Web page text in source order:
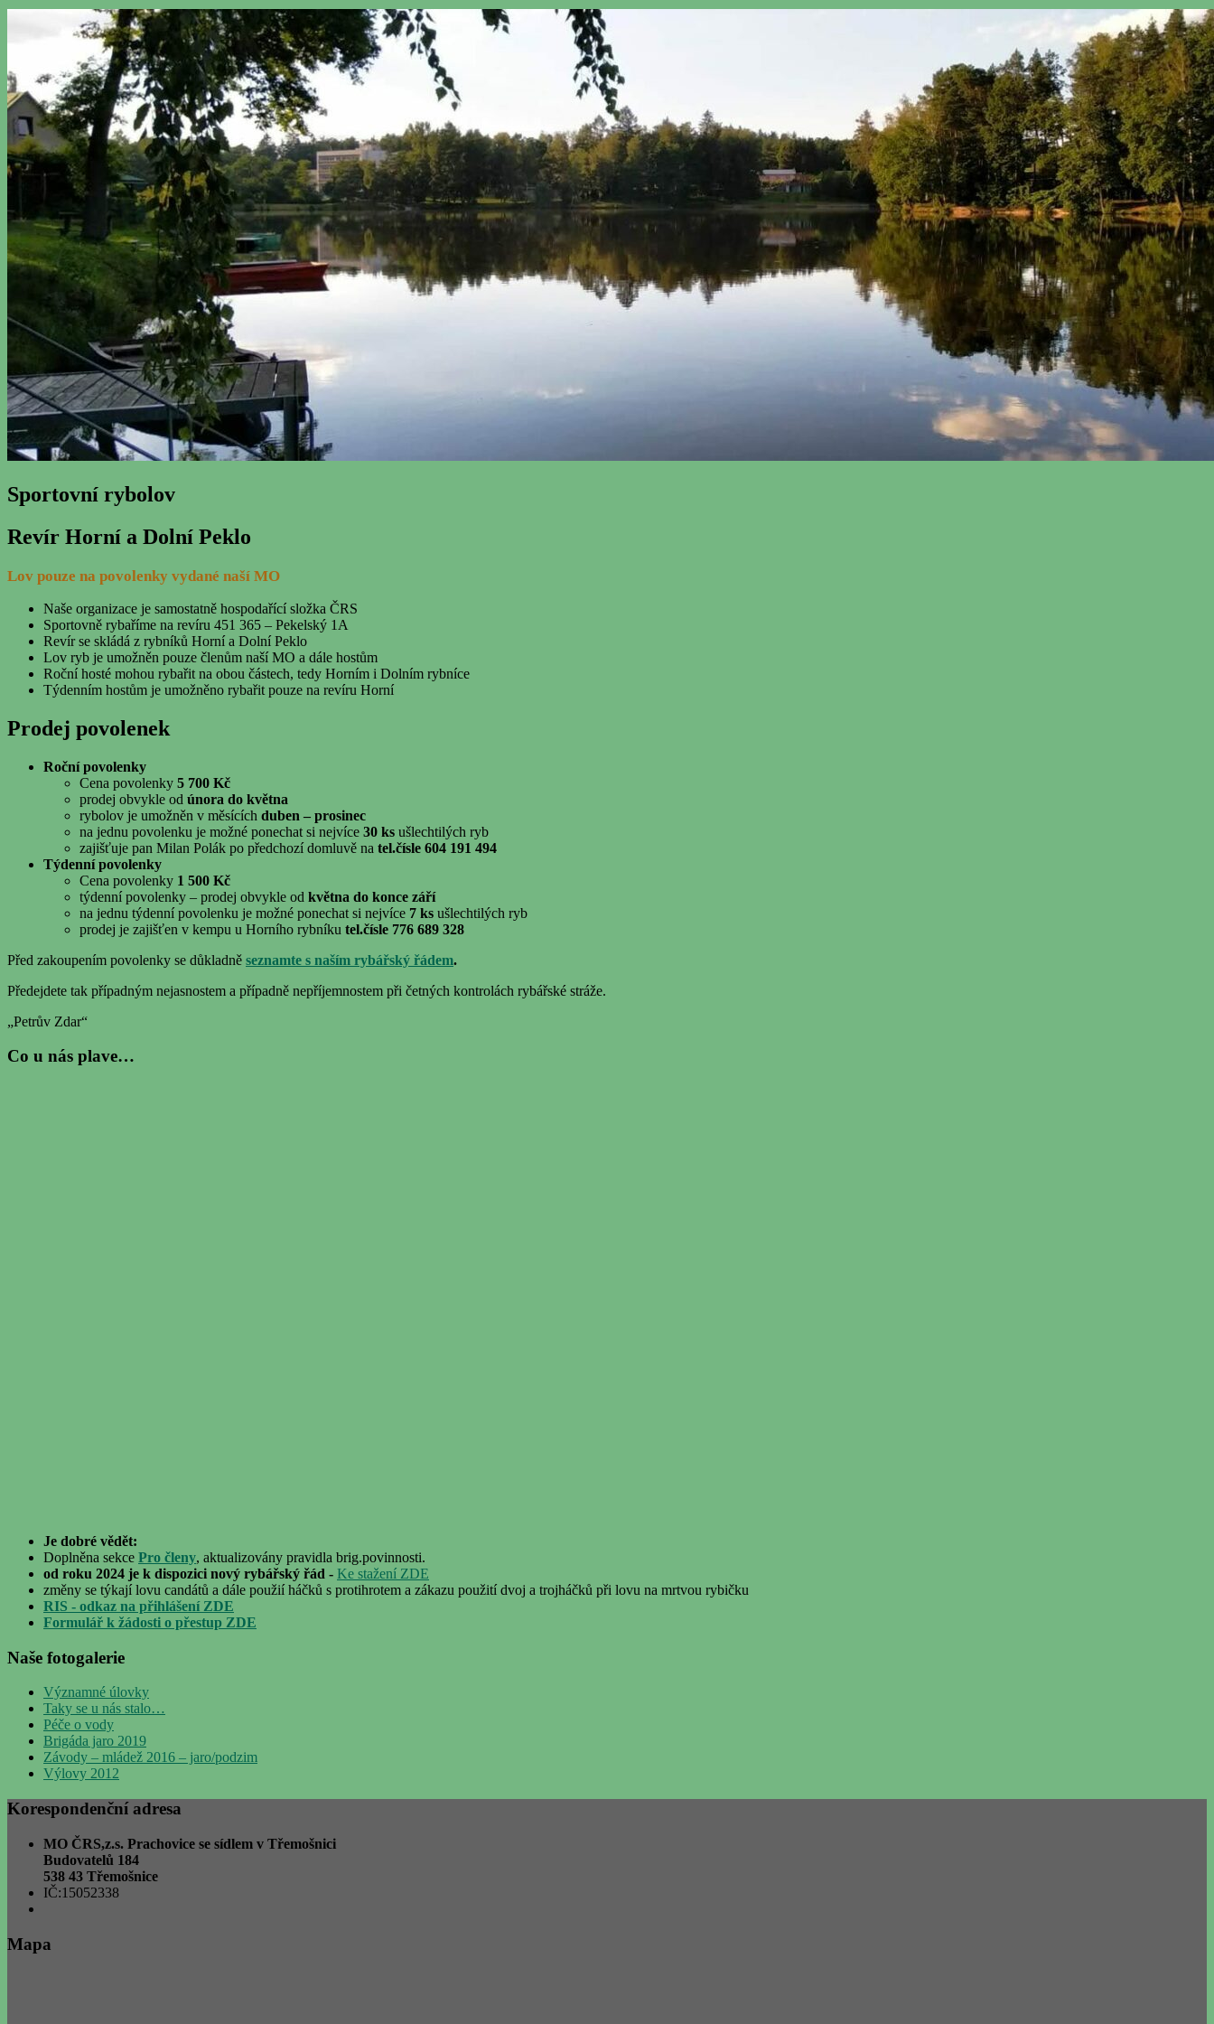
Sportovní rybolov
Revír Horní a Dolní Peklo
Lov pouze na povolenky vydané naší MO
Naše organizace je samostatně hospodařící složka ČRS
Sportovně rybaříme na revíru 451 365 – Pekelský 1A
Revír se skládá z rybníků Horní a Dolní Peklo
Lov ryb je umožněn pouze členům naší MO a dále hostům
Roční hosté mohou rybařit na obou částech, tedy Horním i Dolním rybníce
Týdenním hostům je umožněno rybařit pouze na revíru Horní
Prodej povolenek
Roční povolenky
Cena povolenky 5 700 Kč
prodej obvykle od února do května
rybolov je umožněn v měsících duben – prosinec
na jednu povolenku je možné ponechat si nejvíce 30 ks ušlechtilých ryb
zajišťuje pan Milan Polák po předchozí domluvě na tel.čísle 604 191 494
Týdenní povolenky
Cena povolenky 1 500 Kč
týdenní povolenky – prodej obvykle od května do konce září
na jednu týdenní povolenku je možné ponechat si nejvíce 7 ks ušlechtilých ryb
prodej je zajišťen v kempu u Horního rybníku tel.čísle 776 689 328
Před zakoupením povolenky se důkladně seznamte s naším rybářský řádem.
Předejdete tak případným nejasnostem a případně nepříjemnostem při četných kontrolách rybářské stráže.
„Petrův Zdar“
Co u nás plave…
Je dobré vědět:
Doplněna sekce Pro členy, aktualizovány pravidla brig.povinnosti.
od roku 2024 je k dispozici nový rybářský řád - Ke stažení ZDE
změny se týkají lovu candátů a dále použií háčků s protihrotem a zákazu použití dvoj a trojháčků při lovu na mrtvou rybičku
RIS - odkaz na přihlášení ZDE
Formulář k žádosti o přestup ZDE
Naše fotogalerie
Významné úlovky
Taky se u nás stalo…
Péče o vody
Brigáda jaro 2019
Závody – mládež 2016 – jaro/podzim
Výlovy 2012
Korespondenční adresa
MO ČRS,z.s. Prachovice se sídlem v Třemošnici
Budovatelů 184
538 43 Třemošnice
IČ:15052338
Mapa